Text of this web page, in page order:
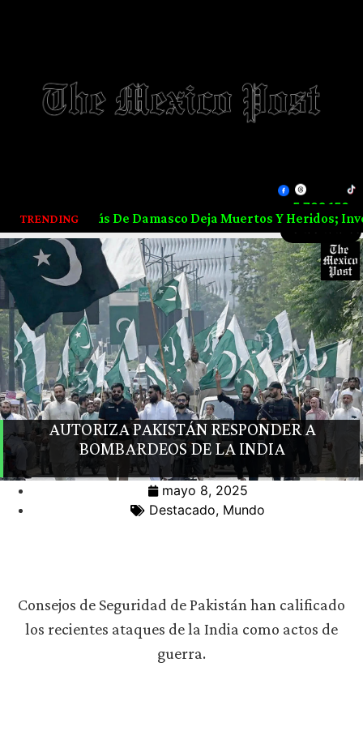
Visitas totales
5,702,156
TRENDING
Microbús De Damasco Deja Muertos Y Heridos;
AUTORIZA PAKISTÁN RESPONDER A
BOMBARDEOS DE LA INDIA
mayo 8, 2025
Destacado, Mundo
Consejos de Seguridad de Pakistán han calificado
los recientes ataques de la India como actos de
guerra.